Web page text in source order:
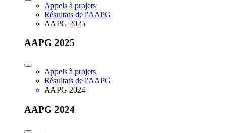
Appels à projets
Résultats de l'AAPG
AAPG 2025
AAPG 2025
Appels à projets
Résultats de l'AAPG
AAPG 2024
AAPG 2024